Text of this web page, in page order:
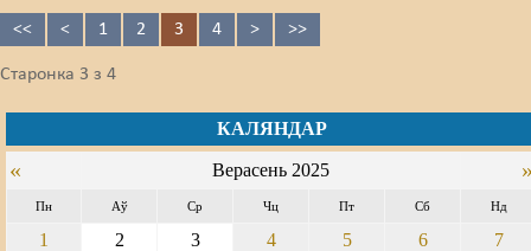
<< < 1 2 3 4 > >>
Старонка 3 з 4
КАЛЯНДАР
« Верасень 2025
Пн Аў Ср Чц Пт Сб Нд
1 2 3 4 5 6
7